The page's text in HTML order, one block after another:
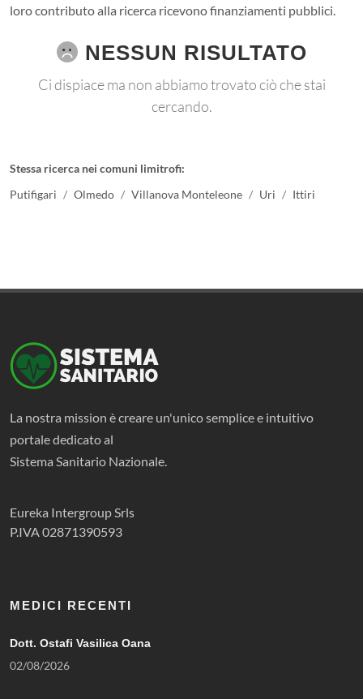
loro contributo alla ricerca ricevono finanziamenti pubblici.
NESSUN RISULTATO
Ci dispiace ma non abbiamo trovato ciò che stai
cercando.
Stessa ricerca nei comuni limitrofi:
Putifigari
Olmedo Villanova Monteleone Uri Ittiri
La nostra mission è creare un'unico semplice e intuitivo
portale dedicato al
Sistema Sanitario Nazionale.
Eureka Intergroup Srls
P.IVA 02871390593
MEDICI RECENTI
Dott. Ostafi Vasilica Oana
02/08/2026